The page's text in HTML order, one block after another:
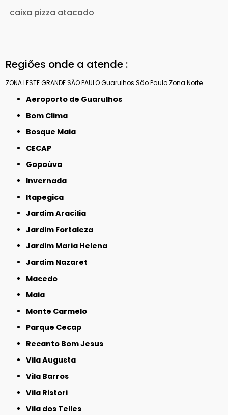
caixa pizza atacado
Regiões onde a atende :
ZONA LESTEGRANDE SÃO PAULOGuarulhos São Paulo Zona Norte
Aeroporto de Guarulhos
Bom Clima
Bosque Maia
CECAP
Gopoúva
Invernada
Itapegica
Jardim Aracília
Jardim Fortaleza
Jardim Maria Helena
Jardim Nazaret
Macedo
Maia
Monte Carmelo
Parque Cecap
Recanto Bom Jesus
Vila Augusta
Vila Barros
Vila Ristori
Vila dos Telles